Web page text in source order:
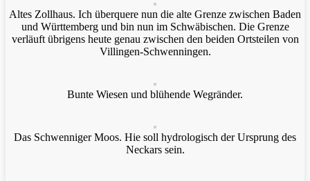
Altes Zollhaus. Ich überquere nun die alte Grenze zwischen Baden
und Württemberg und bin nun im Schwäbischen. Die Grenze
verläuft übrigens heute genau zwischen den beiden Ortsteilen von
Villingen-Schwenningen.
Bunte Wiesen und blühende Wegränder.
Das Schwenniger Moos. Hie soll hydrologisch der Ursprung des
Neckars sein.